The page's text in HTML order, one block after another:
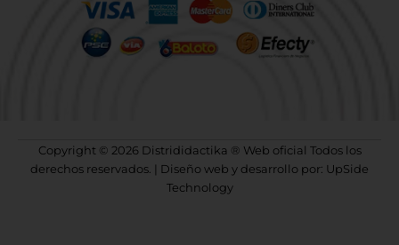
Copyright © 2026 Distrididactika ® Web oficial Todos los
derechos reservados. | Diseño web y desarrollo por: UpSide
Technology